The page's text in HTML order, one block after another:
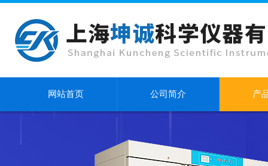
网站首页 公司简介 产